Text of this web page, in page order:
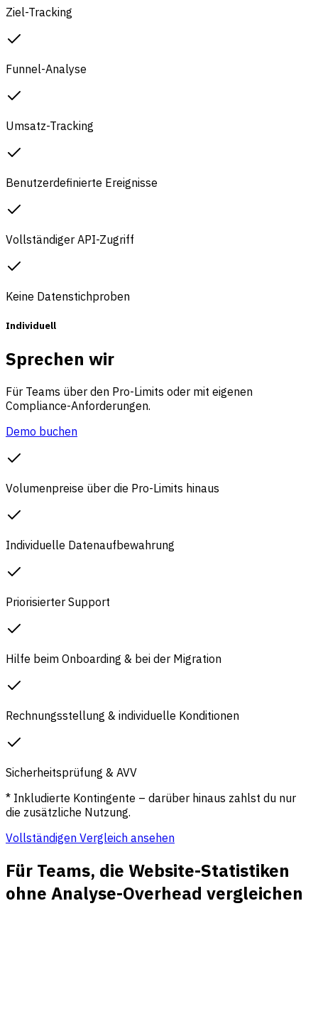
Ziel-Tracking
Funnel-Analyse
Umsatz-Tracking
Benutzerdefinierte Ereignisse
Vollständiger API-Zugriff
Keine Datenstichproben
Individuell
Sprechen wir
Für Teams über den Pro-Limits oder mit eigenen
Compliance-Anforderungen.
Demo buchen
Volumenpreise über die Pro-Limits hinaus
Individuelle Datenaufbewahrung
Priorisierter Support
Hilfe beim Onboarding & bei der Migration
Rechnungsstellung & individuelle Konditionen
Sicherheitsprüfung & AVV
* Inkludierte Kontingente – darüber hinaus zahlst du nur
die zusätzliche Nutzung.
Vollständigen Vergleich ansehen
Für Teams, die Website-Statistiken
ohne Analyse-Overhead vergleichen
Traffic- und Besucherstatistiken